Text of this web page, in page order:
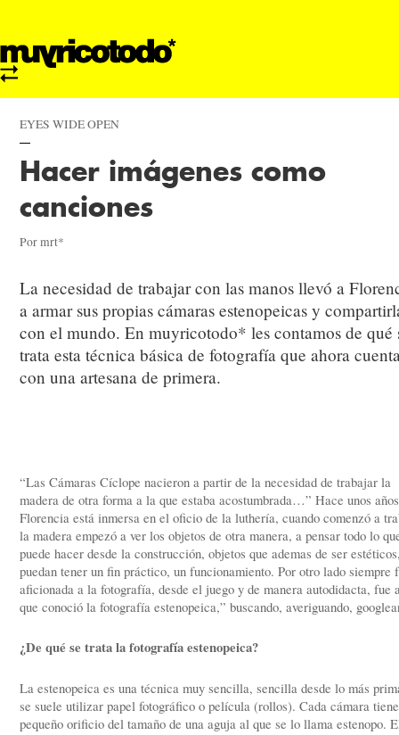
EYES WIDE OPEN
Hacer imágenes como
canciones
Por mrt*
La necesidad de trabajar con las manos llevó a
a armar sus propias cámaras estenopeicas y
con el mundo. En muyricotodo* les contamos de qué
trata esta técnica básica de fotografía que ahora
con una artesana de primera.
“Las Cámaras Cíclope nacieron a partir de la necesidad de trabajar la
madera de otra forma a la que estaba acostumbrada…” Hace unos
Florencia está inmersa en el oficio de la luthería, cuando comenzó a
la madera empezó a ver los objetos de otra manera, a pensar todo lo
puede hacer desde la construcción, objetos que ademas de ser
puedan tener un fin práctico, un funcionamiento. Por otro lado siempre
aficionada a la fotografía, desde el juego y de manera autodidacta, fue
que conoció la fotografía estenopeica,” buscando, averiguando,
¿De qué se trata la fotografía estenopeica?
La estenopeica es una técnica muy sencilla, sencilla desde lo más
se suele utilizar papel fotográfico o película (rollos). Cada cámara
pequeño orificio del tamaño de una aguja al que se lo llama estenopo.